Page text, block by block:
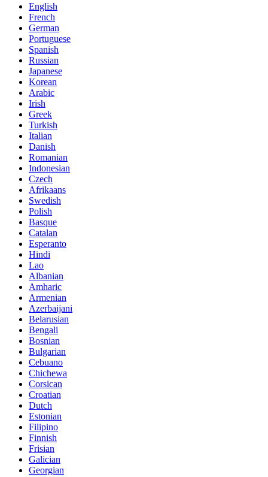
English
French
German
Portuguese
Spanish
Russian
Japanese
Korean
Arabic
Irish
Greek
Turkish
Italian
Danish
Romanian
Indonesian
Czech
Afrikaans
Swedish
Polish
Basque
Catalan
Esperanto
Hindi
Lao
Albanian
Amharic
Armenian
Azerbaijani
Belarusian
Bengali
Bosnian
Bulgarian
Cebuano
Chichewa
Corsican
Croatian
Dutch
Estonian
Filipino
Finnish
Frisian
Galician
Georgian